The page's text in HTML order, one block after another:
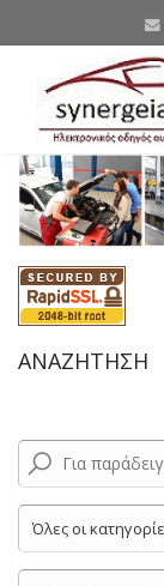
ΑΝΑΖΗΤΗΣΗ